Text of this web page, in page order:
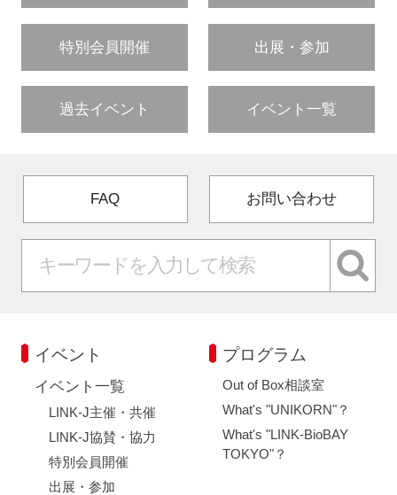
特別会員開催 出展・参加
過去イベント イベント一覧
FAQ お問い合わせ
イベント
イベント一覧
LINK-J主催・共催
LINK-J協賛・協力
特別会員開催
出展・参加
プログラム
Out of Box相談室
What's "UNIKORN"？
What's "LINK-BioBAY
TOKYO"？